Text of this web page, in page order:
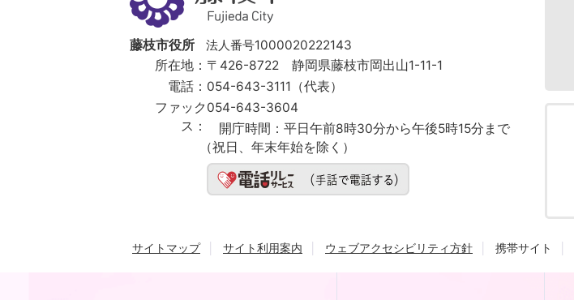
市
Fujieda
City
藤枝市役所
法人番号1000020222143
所在地： 〒426-8722 静岡県藤枝市岡出山1-11-1
電話： 054-643-3111（代表）
ファック
ス：
054-643-3604
開庁時間： 平日午前8時30分から午後5時15分まで
（祝日、年末年始を除く）
サイトマップ サイト利用案内 ウェブアクセシビリティ方針 携帯サイト